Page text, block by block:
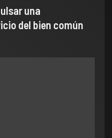
una
del bien común